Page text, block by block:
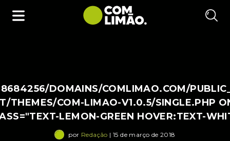
DOMAINS/COMLIMAO.COM/
THEMES/COM-LIMAO-V1.0.5/SINGLE.PHP
LEMON-GREEN HOVER:TEXT-
por Redação | 15 de março de 2018